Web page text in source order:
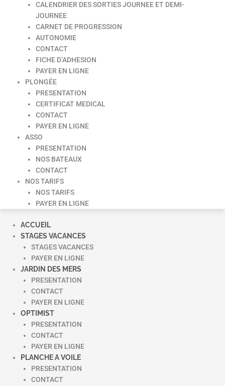
CALENDRIER DES SORTIES JOURNEE ET DEMI-
JOURNEE
CARNET DE PROGRESSION
AUTONOMIE
CONTACT
FICHE D’ADHESION
PAYER EN LIGNE
PLONGÉE
PRESENTATION
CERTIFICAT MEDICAL
CONTACT
PAYER EN LIGNE
ASSO
PRESENTATION
NOS BATEAUX
CONTACT
NOS TARIFS
NOS TARIFS
PAYER EN LIGNE
ACCUEIL
STAGES VACANCES
STAGES VACANCES
PAYER EN LIGNE
JARDIN DES MERS
PRESENTATION
CONTACT
PAYER EN LIGNE
OPTIMIST
PRESENTATION
CONTACT
PAYER EN LIGNE
PLANCHE A VOILE
PRESENTATION
CONTACT